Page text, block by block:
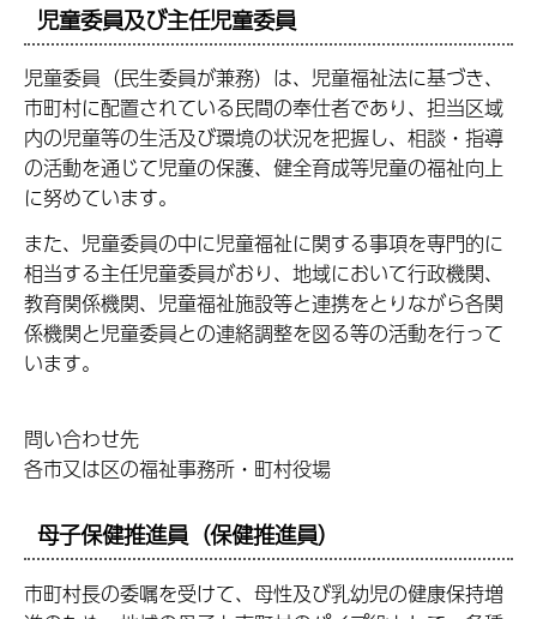
児童委員及び主任児童委員
児童委員（民生委員が兼務）は、児童福祉法に基づき、
市町村に配置されている民間の奉仕者であり、担当区域
内の児童等の生活及び環境の状況を把握し、相談・指導
の活動を通じて児童の保護、健全育成等児童の福祉向上
に努めています。
また、児童委員の中に児童福祉に関する事項を専門的に
相当する主任児童委員がおり、地域において行政機関、
教育関係機関、児童福祉施設等と連携をとりながら各関
係機関と児童委員との連絡調整を図る等の活動を行って
います。
問い合わせ先
各市又は区の福祉事務所・町村役場
母子保健推進員（保健推進員）
市町村長の委嘱を受けて、母性及び乳幼児の健康保持増